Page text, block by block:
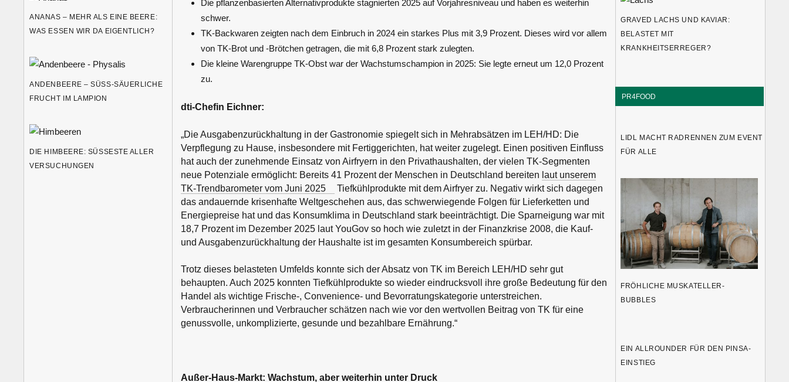
Die pflanzenbasierten Alternativprodukte stagnierten 2025 auf Vorjahresniveau und haben es weiterhin
schwer.
TK-Backwaren zeigten nach dem Einbruch in 2024 ein starkes Plus mit 3,9 Prozent. Dieses wird vor allem
von TK-Brot und -Brötchen getragen, die mit 6,8 Prozent stark zulegten.
Die kleine Warengruppe TK-Obst war der Wachstumschampion in 2025: Sie legte erneut um 12,0 Prozent
zu.
dti-Chefin Eichner:
„Die Ausgabenzurückhaltung in der Gastronomie spiegelt sich in Mehrabsätzen im LEH/HD: Die
Verpflegung zu Hause, insbesondere mit Fertiggerichten, hat weiter zugelegt. Einen positiven Einfluss
hat auch der zunehmende Einsatz von Airfryern in den Privathaushalten, der vielen TK-Segmenten
neue Potenziale ermöglicht: Bereits 41 Prozent der Menschen in Deutschland bereiten laut unserem
TK-Trendbarometer vom Juni 2025
Tiefkühlprodukte mit dem Airfryer zu. Negativ wirkt sich dagegen
das andauernde krisenhafte Weltgeschehen aus, das schwerwiegende Folgen für Lieferketten und
Energiepreise hat und das Konsumklima in Deutschland stark beeinträchtigt. Die Sparneigung war mit
18,7 Prozent im Dezember 2025 laut YouGov so hoch wie zuletzt in der Finanzkrise 2008, die Kauf-
und Ausgabenzurückhaltung der Haushalte ist im gesamten Konsumbereich spürbar.
Trotz dieses belasteten Umfelds konnte sich der Absatz von TK im Bereich LEH/HD sehr gut
behaupten. Auch 2025 konnten Tiefkühlprodukte so wieder eindrucksvoll ihre große Bedeutung für den
Handel als wichtige Frische-, Convenience- und Bevorratungskategorie unterstreichen.
Verbraucherinnen und Verbraucher schätzen nach wie vor den wertvollen Beitrag von TK für eine
genussvolle, unkomplizierte, gesunde und bezahlbare Ernährung.“
Außer-Haus-Markt: Wachstum, aber weiterhin unter Druck
ANANAS – MEHR ALS EINE BEERE:
WAS ESSEN WIR DA EIGENTLICH?
ANDENBEERE – SÜSS-SÄUERLICHE F
RUCHT IM LAMPION
DIE HIMBEERE: SÜSSESTE ALLER V
ERSUCHUNGEN
GRAVED LACHS UND KAVIAR:
BELASTET MIT
KRANKHEITSERREGER?
PR4FOOD
LIDL MACHT RADRENNEN ZUM EVENT
FÜR ALLE
FRÖHLICHE MUSKATELLER-
BUBBLES
EIN ALLROUNDER FÜR DEN PINSA-
EINSTIEG